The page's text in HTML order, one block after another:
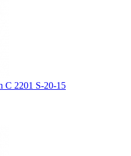
C 2201 S-20-15